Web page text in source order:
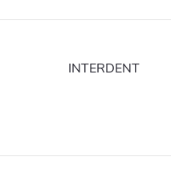
INTERDENT